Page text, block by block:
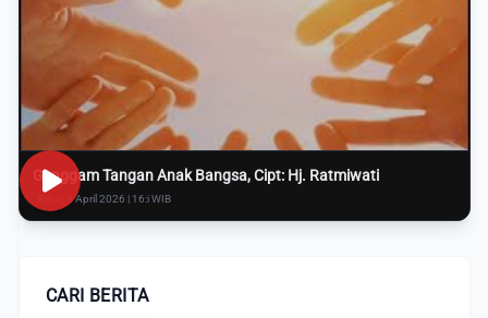
Genggam Tangan Anak Bangsa, Cipt: Hj. Ratmiwati
Rabu, 8 April 2026 | 16:i WIB
CARI BERITA